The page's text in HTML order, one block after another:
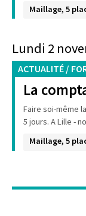
Maillage, 5
Lundi 2
ACTUALITÉ /
La
Faire soi-même
5 jours. A Lille -
Maillage, 5